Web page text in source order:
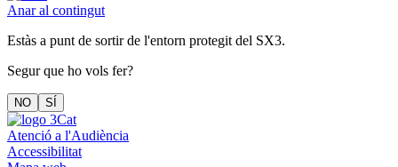
Anar al contingut
Estàs a punt de sortir de l'entorn protegit del SX3.
Segur que ho vols fer?
NO SÍ
Atenció a l'Audiència
Accessibilitat